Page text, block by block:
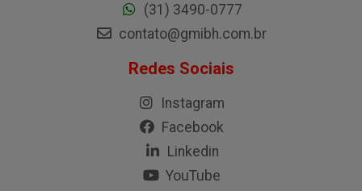
(31) 3490-0777
contato@gmibh.com.br
Redes Sociais
Instagram
Facebook
Linkedin
YouTube